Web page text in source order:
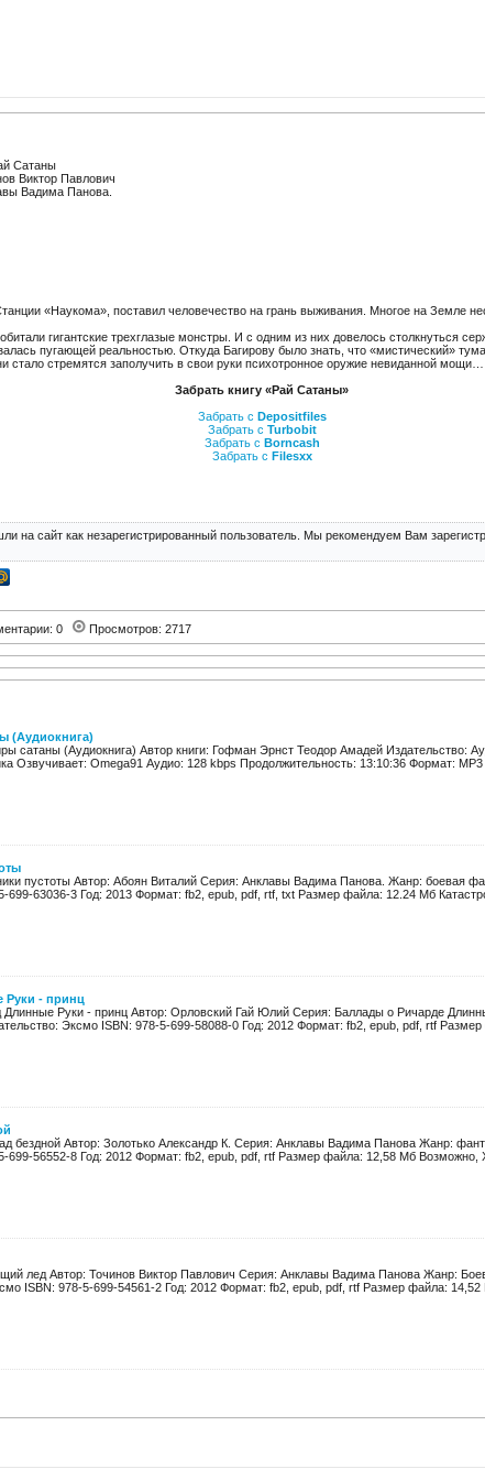
Сатаны
Виктор Павлович
Вадима Панова.
«Наукома», поставил человечество на грань выживания. Многое на Земле
гигантские трехглазые монстры. И с одним из них довелось столкнуться
пугающей реальностью. Откуда Багирову было знать, что «мистический»
стало стремятся заполучить в свои руки психотронное оружие невиданной мощи…
Забрать книгу «Рай Сатаны»
Забрать с Depositfiles
Забрать с Turbobit
Забрать с Borncash
Забрать с Filesxx
на сайт как незарегистрированный пользователь. Мы рекомендуем Вам
0 Просмотров: 2717
(Аудиокнига)
сатаны (Аудиокнига) Автор книги: Гофман Эрнст Теодор Амадей Издательство:
Озвучивает: Omega91 Аудио: 128 kbps Продолжительность: 13:10:36 Формат: MP3
пустоты Автор: Абоян Виталий Серия: Анклавы Вадима Панова. Жанр: боевая
699-63036-3 Год: 2013 Формат: fb2, epub, pdf, rtf, txt Размер файла: 12.24 Мб
Руки - принц
Длинные Руки - принц Автор: Орловский Гай Юлий Серия: Баллады о Ричарде
Эксмо ISBN: 978-5-699-58088-0 Год: 2012 Формат: fb2, epub, pdf, rtf Размер
бездной Автор: Золотько Александр К. Серия: Анклавы Вадима Панова Жанр:
699-56552-8 Год: 2012 Формат: fb2, epub, pdf, rtf Размер файла: 12,58 Мб Возможно,
лед Автор: Точинов Виктор Павлович Серия: Анклавы Вадима Панова Жанр:
ISBN: 978-5-699-54561-2 Год: 2012 Формат: fb2, epub, pdf, rtf Размер файла: